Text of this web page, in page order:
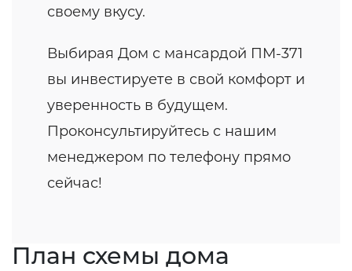
своему вкусу.
Выбирая Дом с мансардой ПМ-371
вы инвестируете в свой комфорт и
уверенность в будущем.
Проконсультируйтесь с нашим
менеджером по телефону прямо
сейчас!
План схемы дома